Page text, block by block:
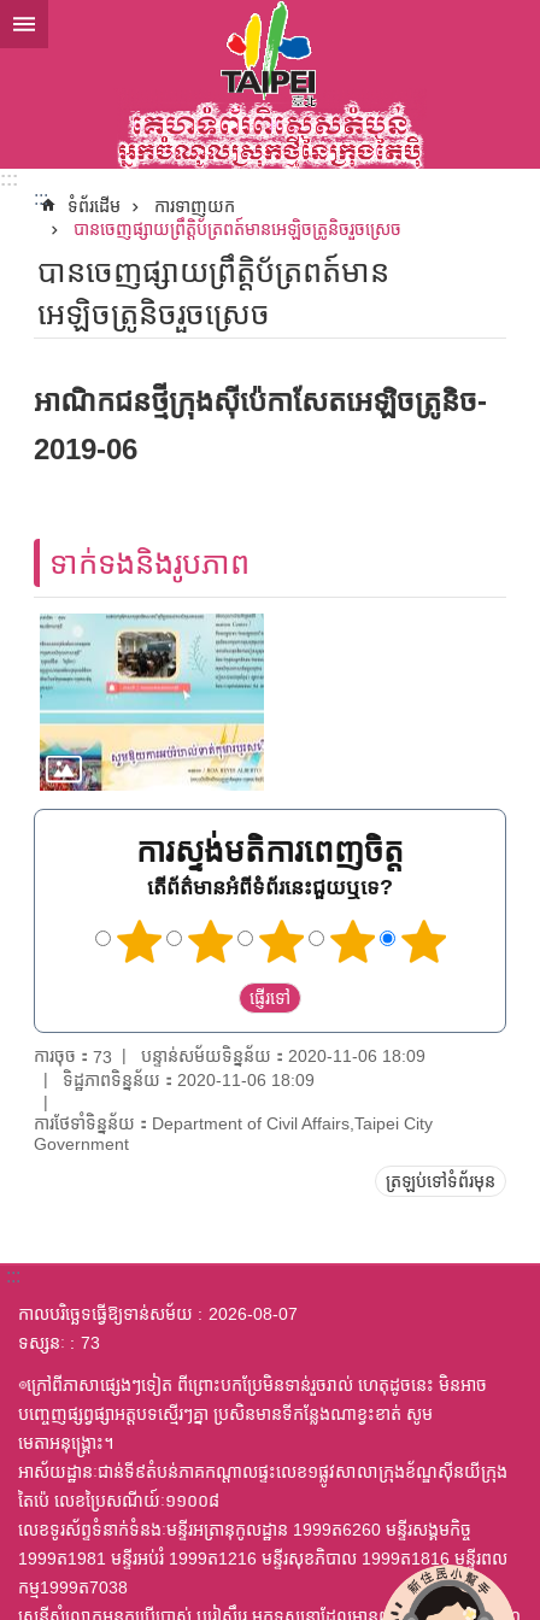
ទៅកាន់មាតិកាប្លុកមាតិកាសំខាន់
:::
:::
ទំព័រដើម
ការទាញយក
បានចេញផ្សាយព្រឹត្តិប័ត្រពត៍មានអេឡិចត្រូនិចរួចស្រេច
បានចេញផ្សាយព្រឹត្តិប័ត្រពត៍មាន
អេឡិចត្រូនិចរួចស្រេច
អាណិកជនថ្មីក្រុងស៊ីប៉េកាសែតអេឡិចត្រូនិច-
2019-06
ទាក់ទងនិងរូបភាព
ការស្ទង់មតិការពេញចិត្ត
តើព័ត៌មានអំពីទំព័រនេះជួយឬទេ?
ការចុច： 73
បន្ទាន់សម័យទិន្នន័យ：2020-11-06 18:09
ទិដ្ឋភាពទិន្នន័យ：2020-11-06 18:09
ការថែទាំទិន្នន័យ：Department of Civil Affairs,Taipei City
Government
ត្រឡប់ទៅទំព័រមុន
:::
កាលបរិច្ឆេទធ្វើឱ្យទាន់សម័យ
2026-08-07
ទស្សនៈ
73
◎ក្រៅពីភាសាផ្សេងៗទៀត ពីព្រោះបកប្រែមិនទាន់រួចរាល់ ហេតុដូចនេះ មិនអាច
បញ្ចេញផ្សព្វផ្សាអត្តបទស្មើរៗគ្នា ប្រសិនមានទីកន្លែងណាខ្វះខាត់ សូម
មេតាអនុង្គ្រោះ។
អាស័យដ្ឋានៈជាន់ទី៩តំបន់ភាគកណ្តាលផ្ទះលេខ១ផ្លូវសាលាក្រុងខ័ណ្ឌស៊ីនយីក្រុង
តៃប៉េ លេខប្រៃសណីយ៍ៈ១១០០៨
លេខទូរស័ព្ទទំនាក់ទំនងៈមន្ទីរអត្រានុកូលដ្ឋាន 1999ត6260 មន្ទីរសង្គមកិច្ច
1999ត1981 មន្ទីរអប់រំ 1999ត1216 មន្ទីរសុខភិបាល 1999ត1816 មន្ទីរពល
កម្ម1999ត7038